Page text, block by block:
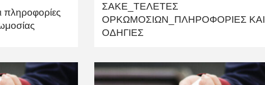
πληροφορίες
ΣΑΚΕ_ΤΕΛΕΤΕΣ
ΟΡΚΩΜΟΣΙΩΝ_ΠΛΗΡΟΦΟΡΙΕΣ ΚΑΙ
ΟΔΗΓΙΕΣ